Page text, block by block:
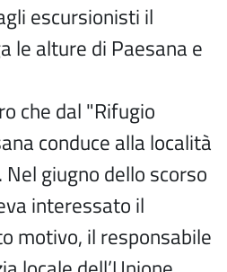
escursionisti il
le alture di Paesana e
che dal "Rifugio
conduce alla località
giugno dello scorso
interessato il
motivo, il responsabile